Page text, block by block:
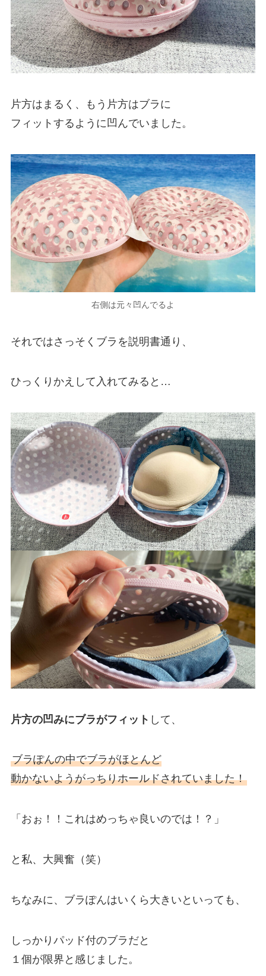
片方はまるく、もう片方はブラに
フィットするように凹んでいました。
右側は元々凹んでるよ
それではさっそくブラを説明書通り、
ひっくりかえして入れてみると…
片方の凹みにブラがフィット して、
ブラぽんの中でブラがほとんど
動かないようがっちりホールドされていました！
「おぉ！！これはめっちゃ良いのでは！？」
と私、大興奮（笑）
ちなみに、ブラぽんはいくら大きいといっても、
しっかりパッド付のブラだと
１個が限界と感じました。